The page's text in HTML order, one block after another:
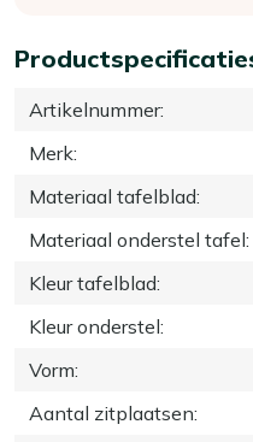
Artikelnummer:
Merk:
Materiaal tafelblad:
Materiaal onderstel tafel:
Kleur tafelblad:
Kleur onderstel:
Vorm:
Aantal zitplaatsen: